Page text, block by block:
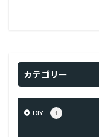
カテゴリー
DIY 1